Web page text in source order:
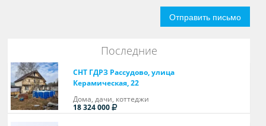
Отправить письмо
Последние
СНТ ГДРЗ Рассудово, улица
Керамическая, 22
Дома, дачи, коттеджи
18 324 000